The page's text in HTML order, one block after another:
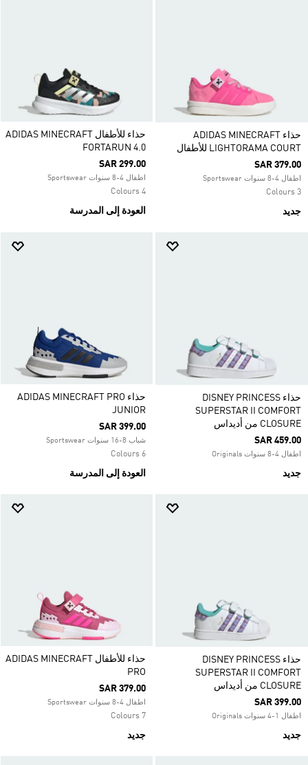
حذاء ADIDAS MINECRAFT
LIGHTORAMA COURT للأطفال
SAR 379.00
اطفال 4-8 سنوات Sportswear
3 Colours
جديد
حذاء للأطفال ADIDAS MINECRAFT
FORTARUN 4.0
SAR 299.00
اطفال 4-8 سنوات Sportswear
4 Colours
العودة إلى المدرسة
حذاء DISNEY PRINCESS
SUPERSTAR II COMFORT
CLOSURE من أديداس
SAR 459.00
اطفال 4-8 سنوات Originals
جديد
حذاء ADIDAS MINECRAFT PRO
JUNIOR
SAR 399.00
شباب 8-16 سنوات Sportswear
6 Colours
العودة إلى المدرسة
حذاء DISNEY PRINCESS
SUPERSTAR II COMFORT
CLOSURE من أديداس
SAR 399.00
اطفال 1-4 سنوات Originals
جديد
حذاء للأطفال ADIDAS MINECRAFT
PRO
SAR 379.00
اطفال 4-8 سنوات Sportswear
7 Colours
جديد